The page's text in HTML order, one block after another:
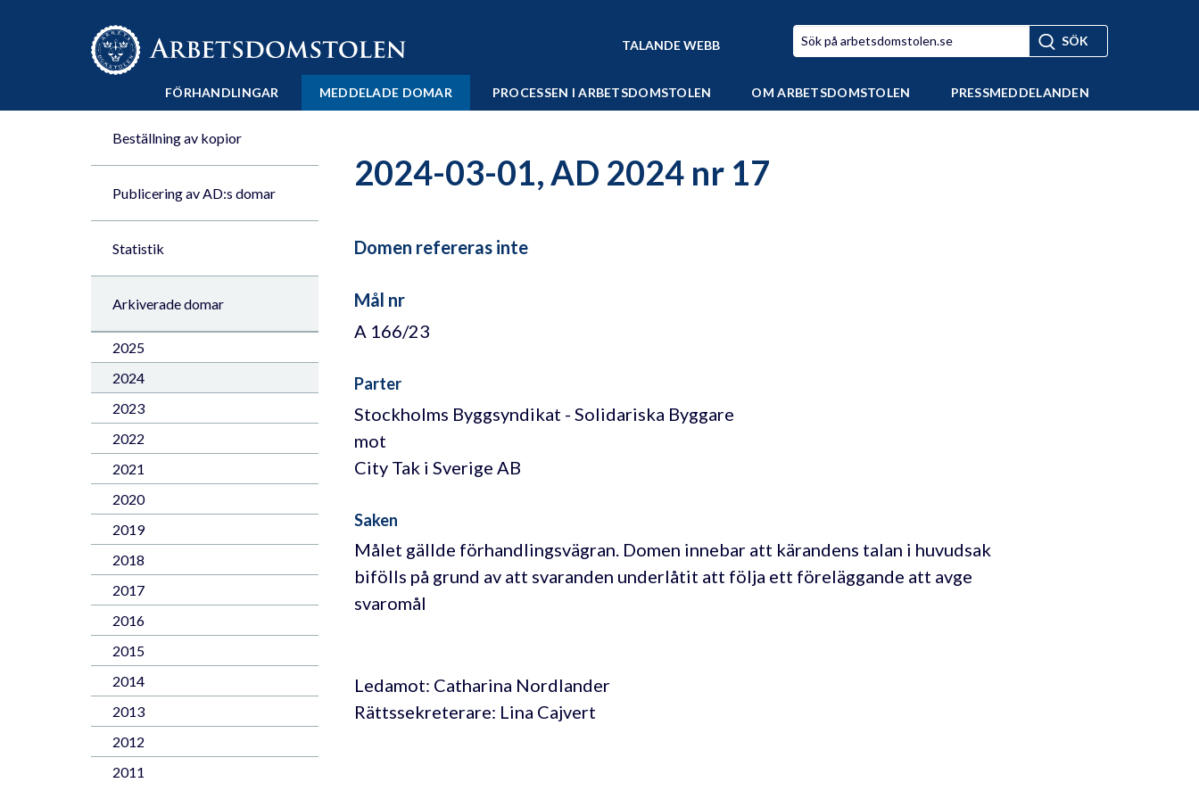
Till innehåll på sidan x
TALANDE WEBB
FÖRHANDLINGAR MEDDELADE DOMAR PROCESSEN I ARBETSDOMSTOLEN OM ARBETSDOMSTOLEN PRESSMEDDELANDEN
Beställning av kopior
Publicering av AD:s domar
Statistik
Arkiverade domar
2025
2024
2023
2022
2021
2020
2019
2018
2017
2016
2015
2014
2013
2012
2011
2024-03-01, AD 2024 nr 17
Domen refereras inte
Mål nr
A 166/23
Parter
Stockholms Byggsyndikat - Solidariska Byggare
mot
City Tak i Sverige AB
Saken
Målet gällde förhandlingsvägran. Domen innebar att kärandens talan i huvudsak
bifölls på grund av att svaranden underlåtit att följa ett föreläggande att avge
svaromål
Ledamot: Catharina Nordlander
Rättssekreterare: Lina Cajvert